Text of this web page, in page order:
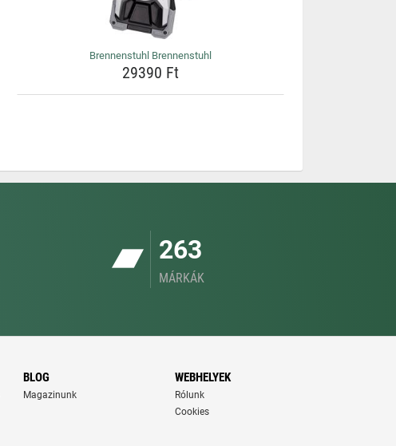
Brennenstuhl Brennenstuhl
29390 Ft
263
MÁRKÁK
BLOG
Magazinunk
WEBHELYEK
Rólunk
Cookies